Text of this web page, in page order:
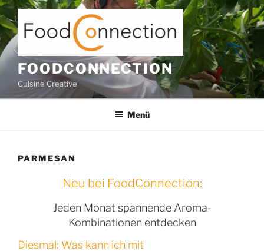
Zum
Inhalt
springen
FOODCONNECTION
Cuisine Creative
Menü
PARMESAN
Neu bei FoodConnection:
Jeden Monat spannende Aroma-
Kombinationen entdecken
Diesmal: Was kann ich mit